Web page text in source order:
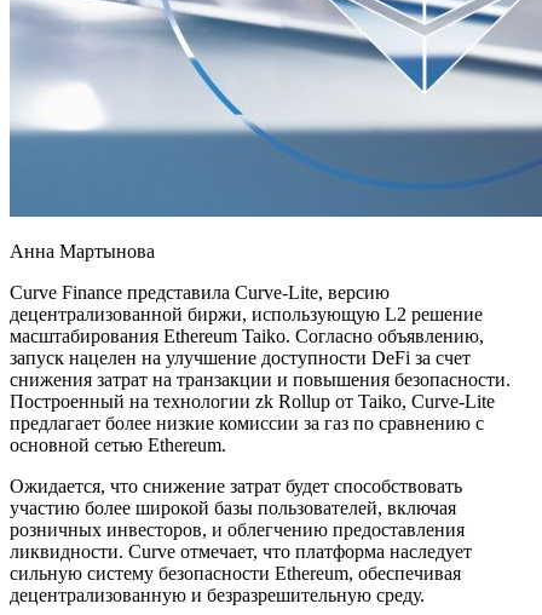
Анна Мартынова
Curve Finance представила Curve-Lite, версию
децентрализованной биржи, использующую L2 решение
масштабирования Ethereum Taiko. Согласно объявлению,
запуск нацелен на улучшение доступности DeFi за счет
снижения затрат на транзакции и повышения безопасности.
Построенный на технологии zk Rollup от Taiko, Curve-Lite
предлагает более низкие комиссии за газ по сравнению с
основной сетью Ethereum.
Ожидается, что снижение затрат будет способствовать
участию более широкой базы пользователей, включая
розничных инвесторов, и облегчению предоставления
ликвидности. Curve отмечает, что платформа наследует
сильную систему безопасности Ethereum, обеспечивая
децентрализованную и безразрешительную среду.